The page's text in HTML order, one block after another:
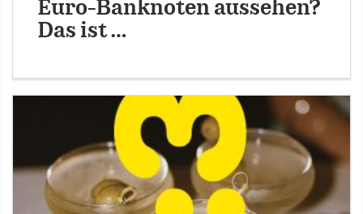
Euro-Banknoten aussehen?
Das ist …